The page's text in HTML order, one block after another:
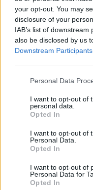
your opt-out. You may
disclosure of your
IAB’s list of
also be disclosed by us
Downstream Participants
Personal Data
I want to opt-out of
personal data.
Opted In
I want to opt-out of
Personal Data.
Opted In
I want to opt-out of
Personal Data for
Opted In
του WNBA (vids)
Εθνική Κορασίδων: Κόντρα
στον τελικό (live stream)